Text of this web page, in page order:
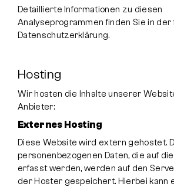
Detaillierte Informationen zu diesen
Analyseprogrammen finden Sie in der
Datenschutzerklärung.
Hosting
Wir hosten die Inhalte unserer
Anbieter:
Externes Hosting
Diese Website wird extern gehostet.
personenbezogenen Daten, die auf
erfasst werden, werden auf den
der Hoster gespeichert. Hierbei kann